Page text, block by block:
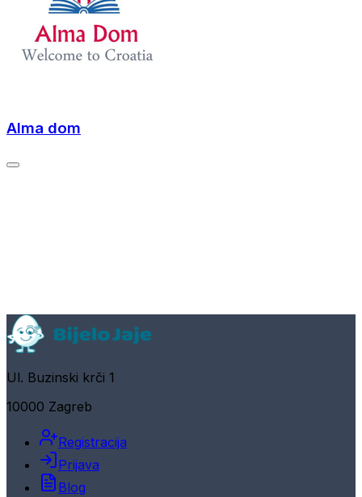
Alma dom
Ul. Buzinski krči 1
10000 Zagreb
Registracija
Prijava
Blog